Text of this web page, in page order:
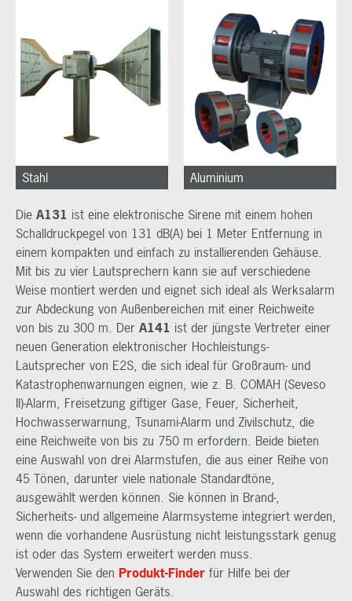
Stahl Aluminium
Die A131 ist eine elektronische Sirene mit einem hohen
Schalldruckpegel von 131 dB(A) bei 1 Meter Entfernung in
einem kompakten und einfach zu installierenden Gehäuse.
Mit bis zu vier Lautsprechern kann sie auf verschiedene
Weise montiert werden und eignet sich ideal als Werksalarm
zur Abdeckung von Außenbereichen mit einer Reichweite
von bis zu 300 m. Der A141 ist der jüngste Vertreter einer
neuen Generation elektronischer Hochleistungs-
Lautsprecher von E2S, die sich ideal für Großraum- und
Katastrophenwarnungen eignen, wie z. B. COMAH (Seveso
II)-Alarm, Freisetzung giftiger Gase, Feuer, Sicherheit,
Hochwasserwarnung, Tsunami-Alarm und Zivilschutz, die
eine Reichweite von bis zu 750 m erfordern. Beide bieten
eine Auswahl von drei Alarmstufen, die aus einer Reihe von
45 Tönen, darunter viele nationale Standardtöne,
ausgewählt werden können. Sie können in Brand-,
Sicherheits- und allgemeine Alarmsysteme integriert werden,
wenn die vorhandene Ausrüstung nicht leistungsstark genug
ist oder das System erweitert werden muss.
Verwenden Sie den Produkt-Finder für Hilfe bei der
Auswahl des richtigen Geräts.